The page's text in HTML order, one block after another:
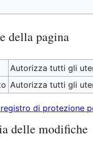
della pagina
Autorizza tutti gli
Autorizza tutti gli
di protezione
delle modifiche